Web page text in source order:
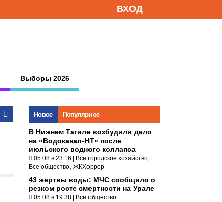
ВХОД
Выборы 2026
Новое Популярное
В Нижнем Тагиле возбудили дело
на «Водоканал-НТ» после
июльского водного коллапса
05.08 в 23:16 | Всё городское хозяйство
Все общество ЖКХоррор
43 жертвы воды: МЧС сообщило о
резком росте смертности на Урале
05.08 в 19:38 | Все общество